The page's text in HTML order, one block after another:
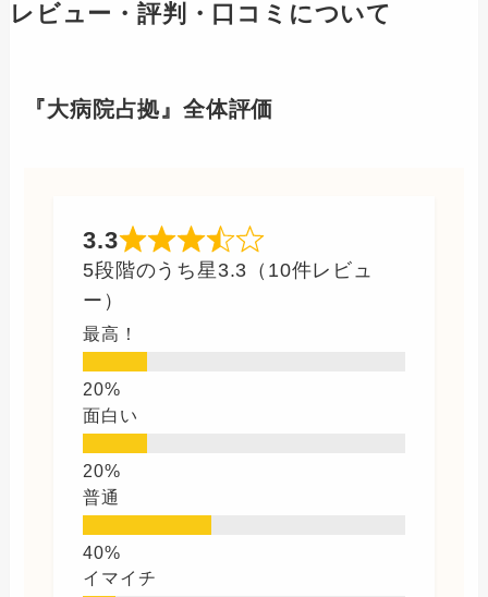
レビュー・評判・口コミについて
『大病院占拠』全体評価
3.3
5段階のうち星3.3（10件レビュ
ー）
最高！
面白い
普通
イマイチ